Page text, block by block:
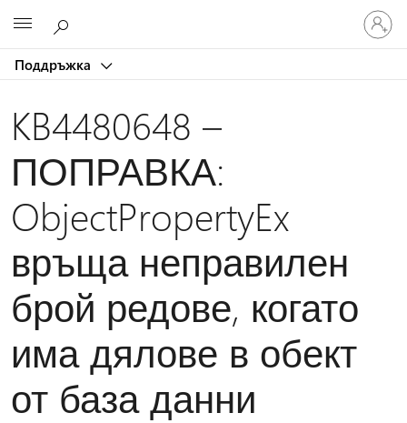
Поддръжка
Влезте
във
вашия
KB4480648 –
ПОПРАВКА:
ObjectPropertyEx
връща неправилен
брой редове, когато
има дялове в обект
от база данни